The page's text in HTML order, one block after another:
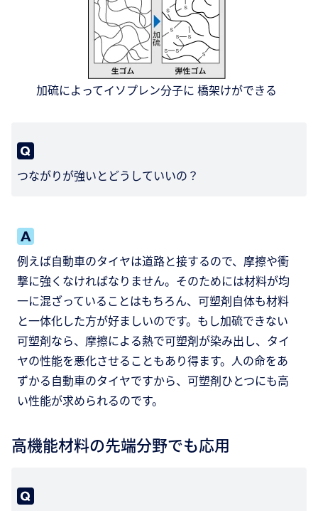
加硫によってイソプレン分子に 橋架けができる
つながりが強いとどうしていいの？
例えば自動車のタイヤは道路と接するので、摩擦や衝
撃に強くなければなりません。そのためには材料が均
一に混ざっていることはもちろん、可塑剤自体も材料
と一体化した方が好ましいのです。もし加硫できない
可塑剤なら、摩擦による熱で可塑剤が染み出し、タイ
ヤの性能を悪化させることもあり得ます。人の命をあ
ずかる自動車のタイヤですから、可塑剤ひとつにも高
い性能が求められるのです。
高機能材料の先端分野でも応用